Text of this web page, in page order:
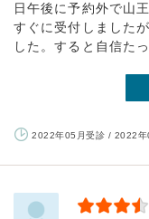
日午後に予約外で山
すぐに受付しました
した。すると自信た
2022年05月受診 / 2022年